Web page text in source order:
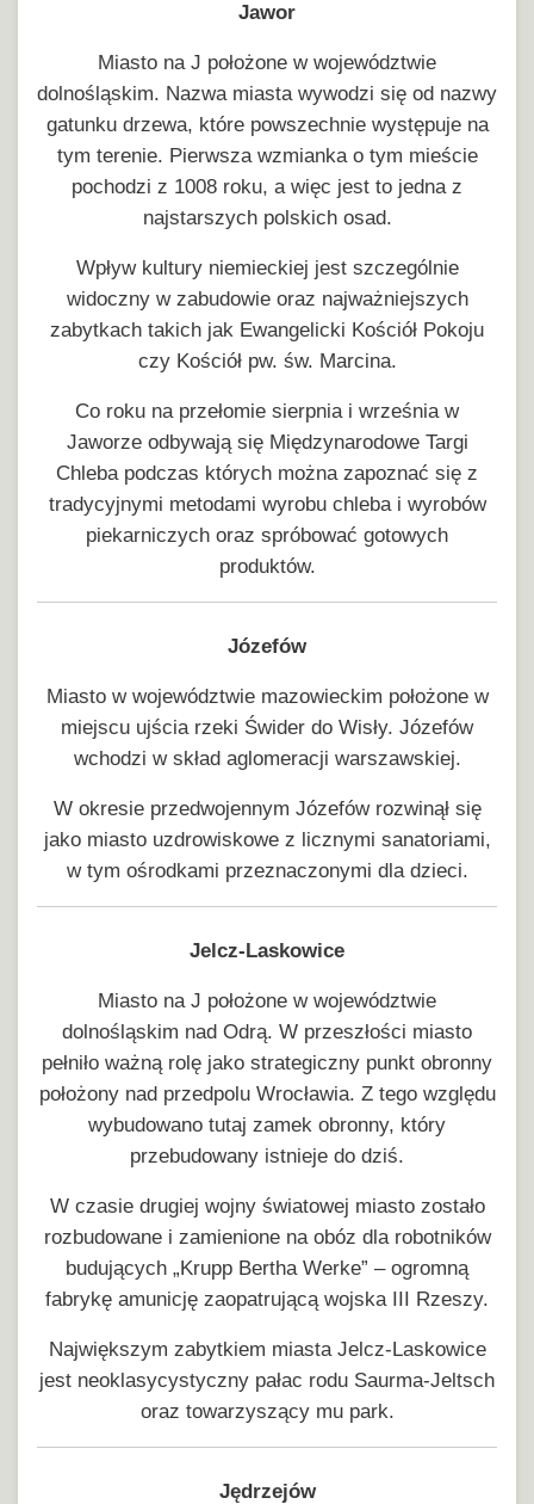
Jawor
Miasto na J położone w województwie
dolnośląskim. Nazwa miasta wywodzi się od nazwy
gatunku drzewa, które powszechnie występuje na
tym terenie. Pierwsza wzmianka o tym mieście
pochodzi z 1008 roku, a więc jest to jedna z
najstarszych polskich osad.
Wpływ kultury niemieckiej jest szczególnie
widoczny w zabudowie oraz najważniejszych
zabytkach takich jak Ewangelicki Kościół Pokoju
czy Kościół pw. św. Marcina.
Co roku na przełomie sierpnia i września w
Jaworze odbywają się Międzynarodowe Targi
Chleba podczas których można zapoznać się z
tradycyjnymi metodami wyrobu chleba i wyrobów
piekarniczych oraz spróbować gotowych
produktów.
Józefów
Miasto w województwie mazowieckim położone w
miejscu ujścia rzeki Świder do Wisły. Józefów
wchodzi w skład aglomeracji warszawskiej.
W okresie przedwojennym Józefów rozwinął się
jako miasto uzdrowiskowe z licznymi sanatoriami,
w tym ośrodkami przeznaczonymi dla dzieci.
Jelcz-Laskowice
Miasto na J położone w województwie
dolnośląskim nad Odrą. W przeszłości miasto
pełniło ważną rolę jako strategiczny punkt obronny
położony nad przedpolu Wrocławia. Z tego względu
wybudowano tutaj zamek obronny, który
przebudowany istnieje do dziś.
W czasie drugiej wojny światowej miasto zostało
rozbudowane i zamienione na obóz dla robotników
budujących „Krupp Bertha Werke” – ogromną
fabrykę amunicję zaopatrującą wojska III Rzeszy.
Największym zabytkiem miasta Jelcz-Laskowice
jest neoklasycystyczny pałac rodu Saurma-Jeltsch
oraz towarzyszący mu park.
Jędrzejów